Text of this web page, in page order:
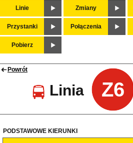
Linie Zmiany
Przystanki Połączenia
Pobierz
Powrót
Linia Z6
PODSTAWOWE KIERUNKI